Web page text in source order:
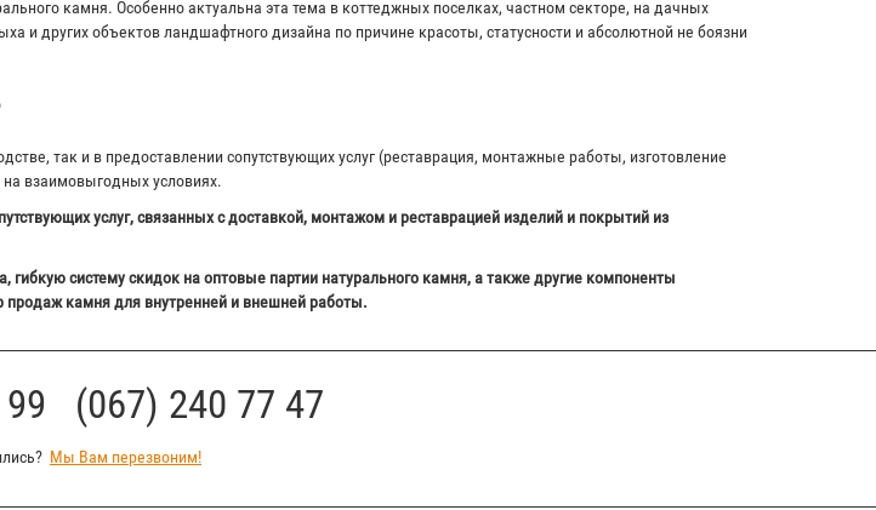
камня. Особенно актуальна эта тема в коттеджных поселках, частном секторе, на дачных
и других объектов ландшафтного дизайна по причине красоты, статусности и абсолютной не боязни
так и в предоставлении сопутствующих услуг (реставрация, монтажные работы, изготовление
взаимовыгодных условиях.
услуг, связанных с доставкой, монтажом и реставрацией изделий и покрытий из
систему скидок на оптовые партии натурального камня, а также другие компоненты
продаж камня для внутренней и внешней работы.
99 (067) 240 77 47
Мы Вам перезвоним!